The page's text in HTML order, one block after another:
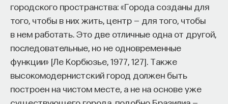
городского пространства: «Города созданы для
того, чтобы в них жить, центр — для того, чтобы
в нем работать. Это две отличные одна от другой,
последовательные, но не одновременные
функции» [Ле Корбюзье, 1977, 127]. Также
высокомодернистский город должен быть
построен на чистом месте, а не на основе уже